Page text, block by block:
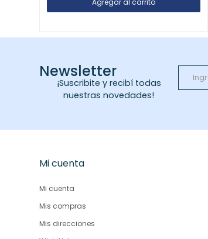
Newsletter
¡Suscribite y recibí todas
nuestras novedades!
Mi cuenta
Mi cuenta
Mis compras
Mis direcciones